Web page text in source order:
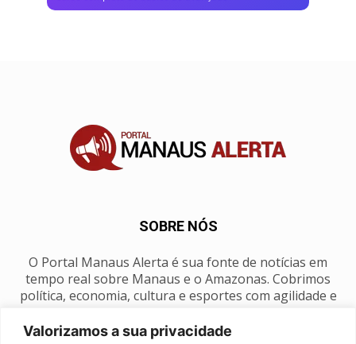
Valorizamos a sua privacidade
SOBRE NÓS
O Portal Manaus Alerta é sua fonte de notícias em
tempo real sobre Manaus e o Amazonas. Cobrimos
política, economia, cultura e esportes com agilidade e